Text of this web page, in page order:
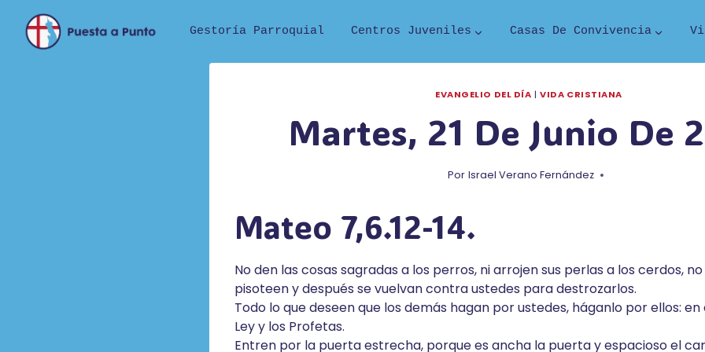
contenido
Gestoría Parroquial Centros Juveniles Casas De Convivencia
EVANGELIO DEL DÍA |VIDA CRISTIANA
Martes, 21 De Junio De
Por Israel Verano Fernández
Mateo 7,6.12-14.
No den las cosas sagradas a los perros, ni arrojen sus perlas a los cerdos,
pisoteen y después se vuelvan contra ustedes para destrozarlos.
Todo lo que deseen que los demás hagan por ustedes, háganlo por ellos:
Ley y los Profetas.
Entren por la puerta estrecha, porque es ancha la puerta y espacioso el